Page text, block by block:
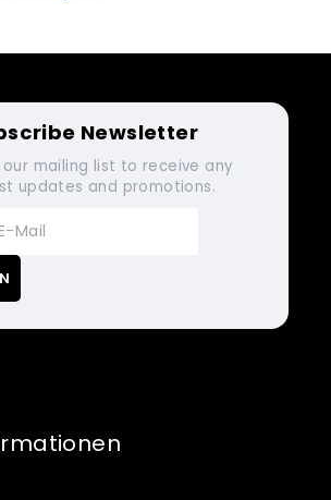
Newsletter
our mailing list to receive any
updates and promotions.